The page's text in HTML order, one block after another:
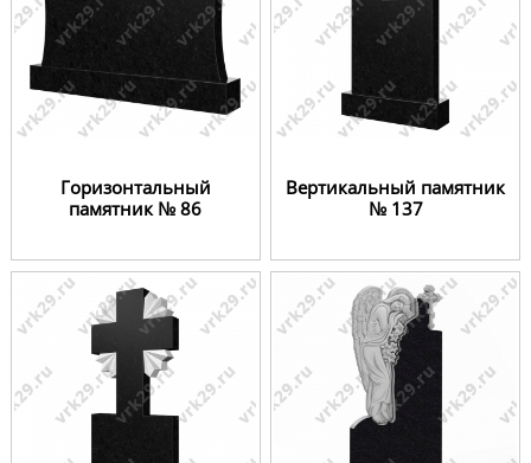
Горизонтальный
памятник № 86
Вертикальный памятник
№ 137